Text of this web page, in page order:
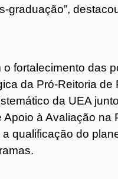
graduação”,
fortalecimento das
da Pró-Reitoria
da UEA
à Avaliação na
qualificação do